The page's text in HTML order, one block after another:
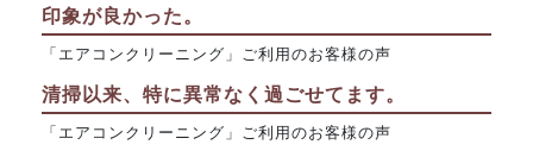
印象が良かった。
「エアコンクリーニング」ご利用のお客様の声
清掃以来、特に異常なく過ごせてます。
「エアコンクリーニング」ご利用のお客様の声